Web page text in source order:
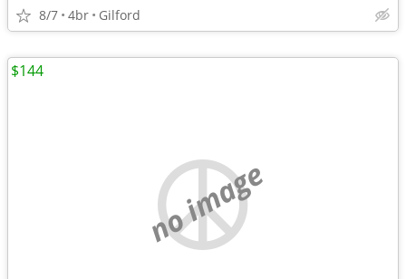
8/7 4br Gilford
no image
$144